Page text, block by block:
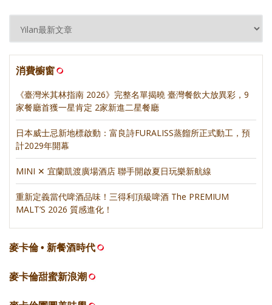
消費櫥窗
《臺灣米其林指南 2026》完整名單揭曉 臺灣餐飲大放異彩，9
家餐廳首獲一星肯定 2家新進二星餐廳
日本威士忌新地標啟動：富良詩FURALISS蒸餾所正式動工，預
計2029年開幕
MINI ✕ 宜蘭凱渡廣場酒店 聯手開啟夏日玩樂新航線
重新定義當代啤酒品味！三得利頂級啤酒 The PREMIUM
MALT’S 2026 質感進化！
麥卡倫 • 新餐酒時代
麥卡倫甜蜜新浪潮